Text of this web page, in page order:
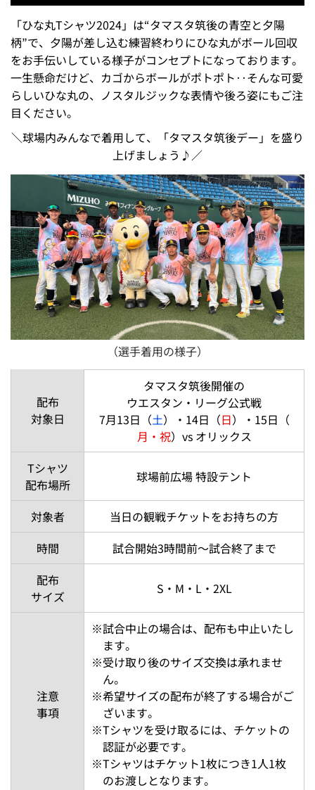
「ひな丸Tシャツ2024」は“タマスタ筑後の青空と夕陽
柄”で、夕陽が差し込む練習終わりにひな丸がボール回収
をお手伝いしている様子がコンセプトになっております。
一生懸命だけど、カゴからボールがポトポト‥そんな可愛
らしいひな丸の、ノスタルジックな表情や後ろ姿にもご注
目ください。
＼球場内みんなで着用して、「タマスタ筑後デー」を盛り
上げましょう♪／
（選手着用の様子）
配布
対象日
タマスタ筑後開催の
ウエスタン・リーグ公式戦
7月13日（土）・14日（日）・15日（
月・祝）vs オリックス
Tシャツ
配布場所
球場前広場 特設テント
対象者
当日の観戦チケットをお持ちの方
時間
試合開始3時間前～試合終了まで
配布
サイズ
S・M・L・2XL
注意
事項
※試合中止の場合は、配布も中止いたし
ます。
※受け取り後のサイズ交換は承れませ
ん。
※希望サイズの配布が終了する場合がご
ざいます。
※Tシャツを受け取るには、チケットの
認証が必要です。
※Tシャツはチケット1枚につき1人1枚
のお渡しとなります。